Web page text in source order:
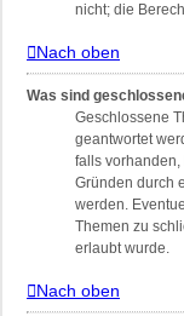
nicht; die
Nach oben
Was sind
Geschlossene
geantwortet
falls
Gründen durch
werden.
Themen zu
erlaubt wurde.
Nach oben